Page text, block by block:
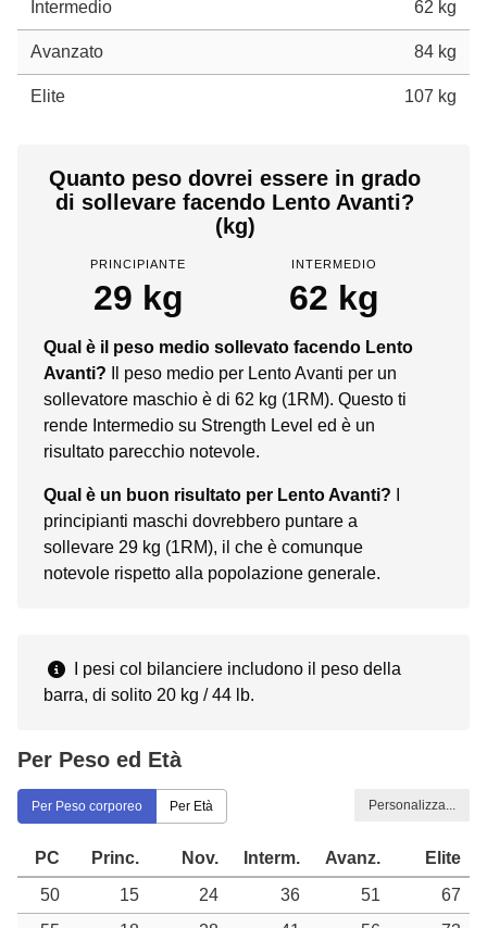
Intermedio 62 kg
Avanzato 84 kg
Elite 107 kg
Quanto peso dovrei essere in grado
di sollevare facendo Lento Avanti?
(kg)
PRINCIPIANTE
29 kg
INTERMEDIO
62 kg
Qual è il peso medio sollevato facendo Lento
Avanti?
Il peso medio per Lento Avanti per un
sollevatore maschio è di 62 kg (1RM). Questo ti
rende Intermedio su Strength Level ed è un
risultato parecchio notevole.
Qual è un buon risultato per Lento Avanti?
principianti maschi dovrebbero puntare a
sollevare 29 kg (1RM), il che è comunque
notevole rispetto alla popolazione generale.
I pesi col bilanciere includono il peso della
barra, di solito 20 kg / 44 lb.
Per Peso ed Età
Per Peso corporeo Per Età Personalizza...
PC Princ. Nov. Interm. Avanz.
Elite
50
15 24 36 51
67